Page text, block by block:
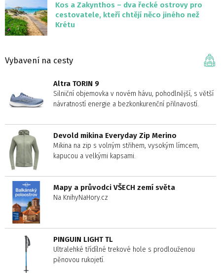
Kos a Zakynthos – dva řecké ostrovy pro
cestovatele, kteří chtějí něco jiného než
Krétu
Vybavení na cesty
Altra TORIN 9
Silniční objemovka v novém hávu, pohodlnější, s větší
návratností energie a bezkonkurenční přilnavostí.
Devold mikina Everyday Zip Merino
Mikina na zip s volným střihem, vysokým límcem,
kapucou a velkými kapsami.
Mapy a průvodci VŠECH zemí světa
Na KnihyNaHory.cz
PINGUIN LIGHT TL
Ultralehké třídílné trekové hole s prodlouženou
pěnovou rukojetí.